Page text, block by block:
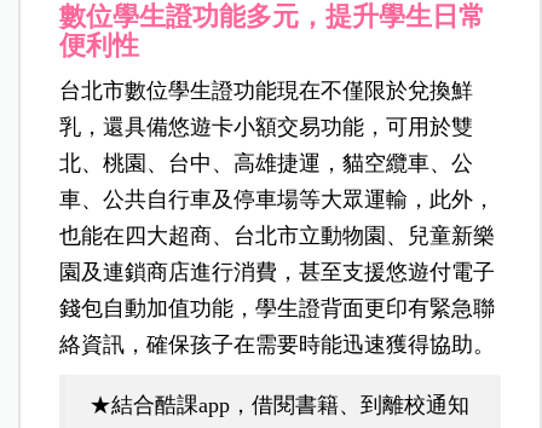
數位學生證功能多元，提升學生日常
便利性
台北市數位學生證功能現在不僅限於兌換鮮
乳，還具備悠遊卡小額交易功能，可用於雙
北、桃園、台中、高雄捷運，貓空纜車、公
車、公共自行車及停車場等大眾運輸，此外，
也能在四大超商、台北市立動物園、兒童新樂
園及連鎖商店進行消費，甚至支援悠遊付電子
錢包自動加值功能，學生證背面更印有緊急聯
絡資訊，確保孩子在需要時能迅速獲得協助。
★結合酷課app，借閱書籍、到離校通知